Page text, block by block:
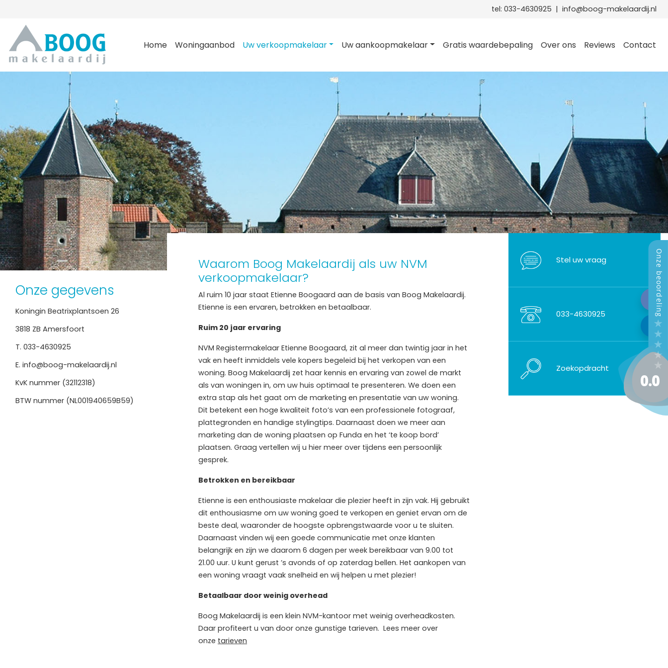
tel: 033-4630925 | info@boog-makelaardij.nl
Home Woningaanbod Uw verkoopmakelaar Uw aankoopmakelaar Gratis waardebepaling Over ons Reviews Contact
Onze gegevens
Koningin Beatrixplantsoen 26
3818 ZB Amersfoort
T. 033-4630925
E. info@boog-makelaardij.nl
KvK nummer (32112318)
BTW nummer (NL001940659B59)
Waarom Boog Makelaardij als uw NVM
verkoopmakelaar?
Al ruim 10 jaar staat Etienne Boogaard aan de basis van Boog Makelaardij.
Etienne is een ervaren, betrokken en betaalbaar.
Ruim 20 jaar ervaring
NVM Registermakelaar Etienne Boogaard, zit al meer dan twintig jaar in het
vak en heeft inmiddels vele kopers begeleid bij het verkopen van een
woning. Boog Makelaardij zet haar kennis en ervaring van zowel de markt
als van woningen in, om uw huis optimaal te presenteren. We doen een
extra stap als het gaat om de marketing en presentatie van uw woning.
Dit betekent een hoge kwaliteit foto’s van een professionele fotograaf,
plattegronden en handige stylingtips. Daarnaast doen we meer aan
marketing dan de woning plaatsen op Funda en het ‘te koop bord’
plaatsen. Graag vertellen wij u hier meer over tijdens een persoonlijk
gesprek.
Betrokken en bereikbaar
Etienne is een enthousiaste makelaar die plezier heeft in zijn vak. Hij gebruikt
dit enthousiasme om uw woning goed te verkopen en geniet ervan om de
beste deal, waaronder de hoogste opbrengstwaarde voor u te sluiten.
Daarnaast vinden wij een goede communicatie met onze klanten
belangrijk en zijn we daarom 6 dagen per week bereikbaar van 9.00 tot
21.00 uur. U kunt gerust ’s avonds of op zaterdag bellen. Het aankopen van
een woning vraagt vaak snelheid en wij helpen u met plezier!
Betaalbaar door weinig overhead
Boog Makelaardij is een klein NVM-kantoor met weinig overheadkosten.
Daar profiteert u van door onze gunstige tarieven. Lees meer over
onze tarieven
Stel uw vraag
033-4630925
Zoekopdracht